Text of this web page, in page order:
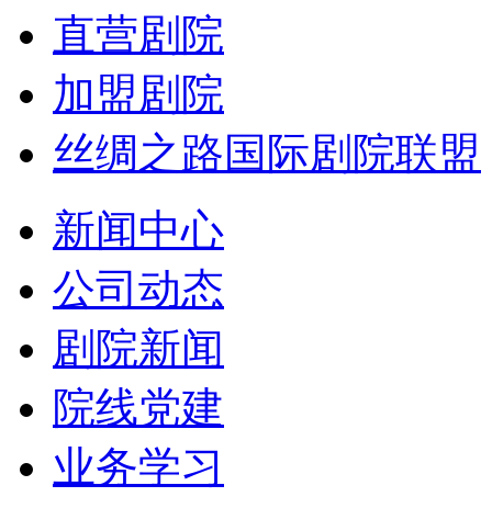
直营剧院
加盟剧院
丝绸之路国际剧院联盟
新闻中心
公司动态
剧院新闻
院线党建
业务学习